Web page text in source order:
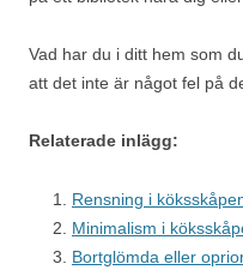
Vad har du i ditt hem som
att det inte är något fel på
Relaterade inlägg:
Rensning i
Minimalism i
Bortglömda eller